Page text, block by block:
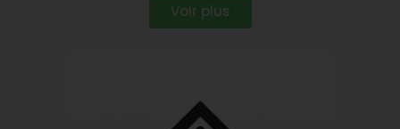
Voir plus